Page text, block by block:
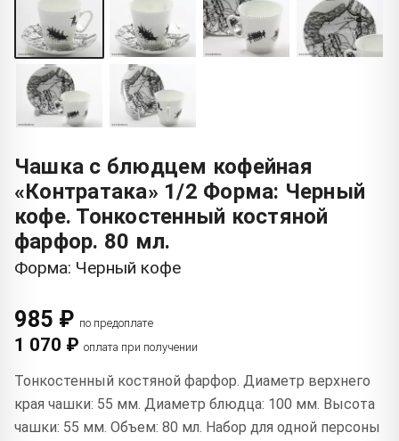
Чашка с блюдцем кофейная
«Контратака» 1/2 Форма: Черный
кофе. Тонкостенный костяной
фарфор. 80 мл.
Форма: Черный кофе
985 ₽ по предоплате
1 070 ₽ оплата при получении
Тонкостенный костяной фарфор. Диаметр верхнего
края чашки: 55 мм. Диаметр блюдца: 100 мм. Высота
чашки: 55 мм. Объем: 80 мл. Набор для одной персоны